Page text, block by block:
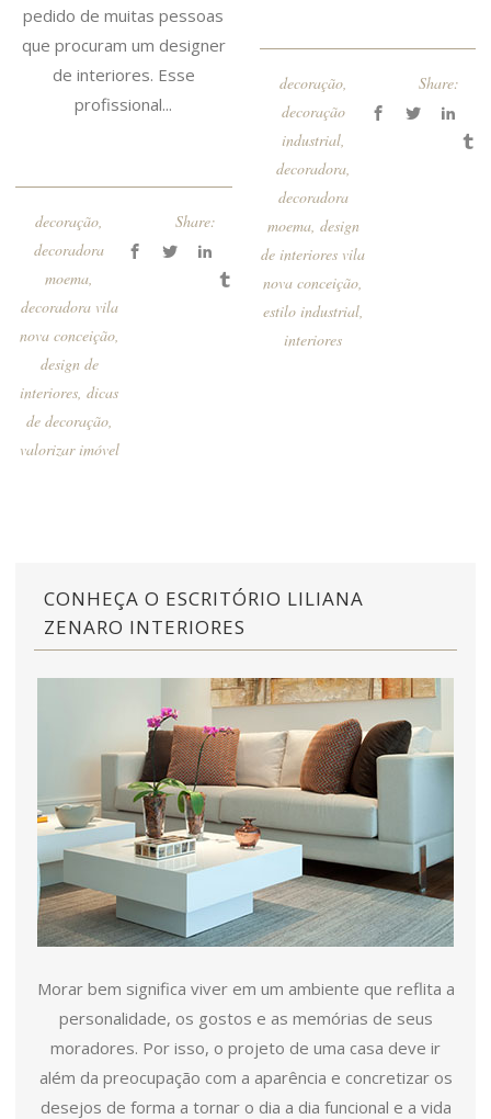
pedido de muitas pessoas
que procuram um designer
de interiores. Esse
profissional...
decoração
decoradora
moema
decoradora vila
nova conceição,
design de
interiores ,dicas
de decoração,
valorizar imóvel
Share:
decoração,
decoração
industrial,
decoradora,
decoradora
moema, design
de interiores vila
nova conceição,
estilo industrial,
interiores
Share:
CONHEÇA O ESCRITÓRIO LILIANA
ZENARO INTERIORES
Morar bem significa viver em um ambiente que reflita a
personalidade, os gostos e as memórias de seus
moradores. Por isso, o projeto de uma casa deve ir
além da preocupação com a aparência e concretizar os
desejos de forma a tornar o dia a dia funcional e a vida